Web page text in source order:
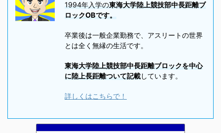
1994年入学の東海大学陸上競技部中長距離ブ
ロックOBです。
卒業後は一般企業勤務で、アスリートの世界
とは全く無縁の生活です。
東海大学陸上競技部中長距離ブロックを中心
に陸上長距離ついて記載しています。
詳しくはこちらで！